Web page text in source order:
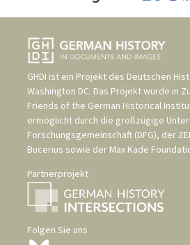
GHDI ist ein Projekt des Deutschen
Washington DC. Das Projekt wurde in
Friends of the German Historical
ermöglicht durch die großzügige
Forschungsgemeinschaft (DFG), der
Bucerius sowie der Max Kade
Partnerprojekt
Folgen Sie uns